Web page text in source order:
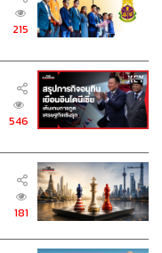
215
546
181